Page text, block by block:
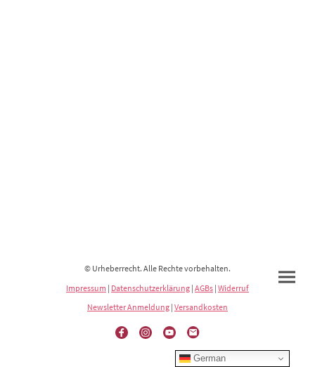
© Urheberrecht. Alle Rechte vorbehalten.
Impressum | Datenschutzerklärung | AGBs | Widerruf
Newsletter Anmeldung | Versandkosten
German